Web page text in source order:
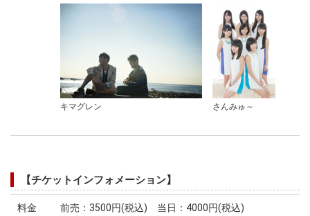
キマグレン さんみゅ～
【チケットインフォメーション】
料金 前売：3500円(税込) 当日：4000円(税込)